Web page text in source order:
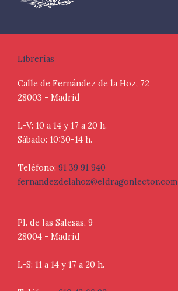
Librerías
Calle de Fernández de la Hoz, 72
28003 - Madrid
L-V: 10 a 14 y 17 a 20 h.
Sábado: 10:30-14 h.
Teléfono: 91 39 91 940
fernandezdelahoz@eldragonlector.com
Pl. de las Salesas, 9
28004 - Madrid
L-S: 11 a 14 y 17 a 20 h.